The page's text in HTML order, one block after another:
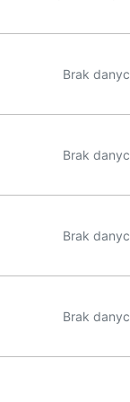
Brak
Brak
Brak
Brak